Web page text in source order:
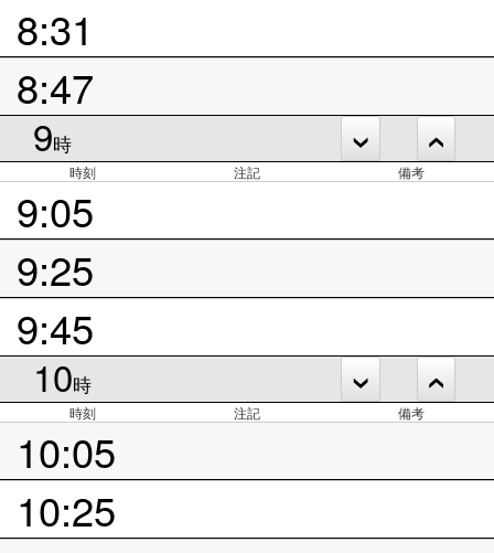
8:31
8:47
9時
時刻 注記 備考
9:05
9:25
9:45
10時
時刻 注記 備考
10:05
10:25